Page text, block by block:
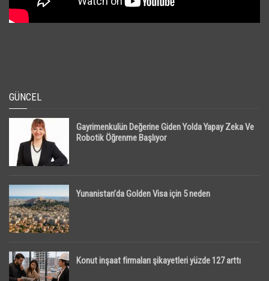
GÜNCEL
Gayrimenkulün Değerine Giden Yolda Yapay Zeka Ve
Robotik Öğrenme Başlıyor
Yunanistan’da Golden Visa için 5 neden
Konut inşaat firmaları şikayetleri yüzde 127 arttı